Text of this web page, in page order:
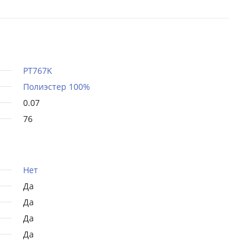
PT767K
Полиэстер 100%
0.07
76
Нет
Да
Да
Да
Да